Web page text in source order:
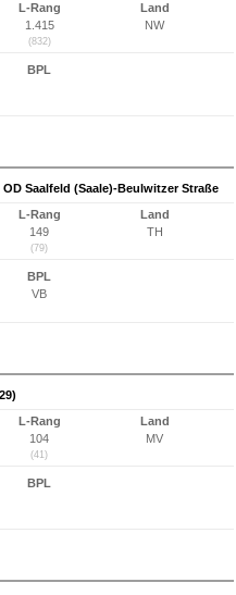
L-Rang
1.415
(832)
Land
NW
BPL
Saalfeld (Saale)-Beulwitzer Straße
L-Rang
149
(79)
Land
TH
BPL
VB
L-Rang
104
(41)
Land
MV
BPL